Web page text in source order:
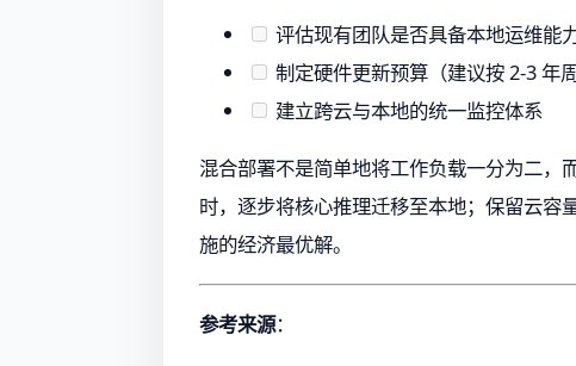
评估现有团队是否具备本地运维能
制定硬件更新预算（建议按 2-3 年周
建立跨云与本地的统一监控体系
混合部署不是简单地将工作负载一分为二，
时，逐步将核心推理迁移至本地；保留云
施的经济最优解。
参考来源：